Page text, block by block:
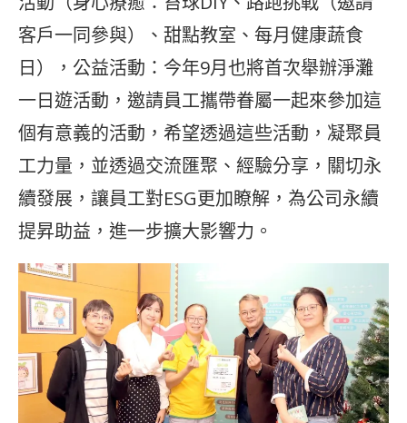
客戶一同參與）、甜點教室、每月健康蔬食
日），公益活動：今年9月也將首次舉辦淨灘
一日遊活動，邀請員工攜帶眷屬一起來參加這
個有意義的活動，希望透過這些活動，凝聚員
工力量，並透過交流匯聚、經驗分享，關切永
續發展，讓員工對ESG更加瞭解，為公司永續
提昇助益，進一步擴大影響力。